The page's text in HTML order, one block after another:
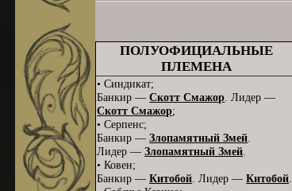
ПОЛУОФИЦИАЛЬНЫЕ
ПЛЕМЕНА
• Синдикат;
Банкир —Скотт Смажор. Лидер —
Скотт Смажор;
• Серпенс;
Банкир —Злопамятный Змей.
Лидер —Злопамятный Змей.
• Ковен;
Банкир —Китобой. Лидер —Китобой.